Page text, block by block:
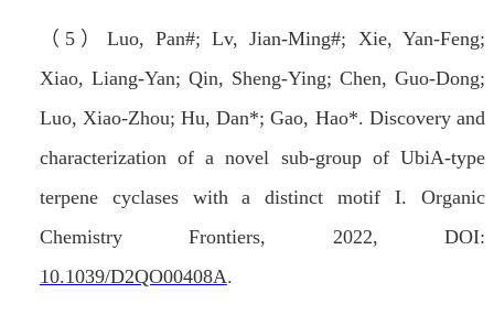
（ 5 ） Luo, Pan#;Lv, Jian-Ming#; Xie, Yan-Feng;
Xiao, Liang-Yan; Qin, Sheng-Ying; Chen, Guo-Dong;
Luo, Xiao-Zhou; Hu, Dan*; Gao, Hao*. Discovery and
characterization of a novel sub-group of UbiA-type
terpene cyclases with a distinct motif I. Organic
Chemistry Frontiers, 2022, DOI:
10.1039/D2QO00408A.